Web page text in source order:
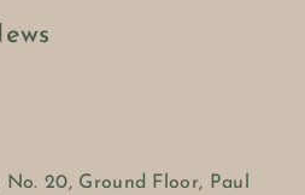
No. 20, Ground Floor, Paul